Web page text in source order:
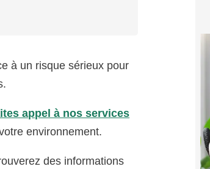
à un risque sérieux pour
appel à nos services
environnement.
des informations